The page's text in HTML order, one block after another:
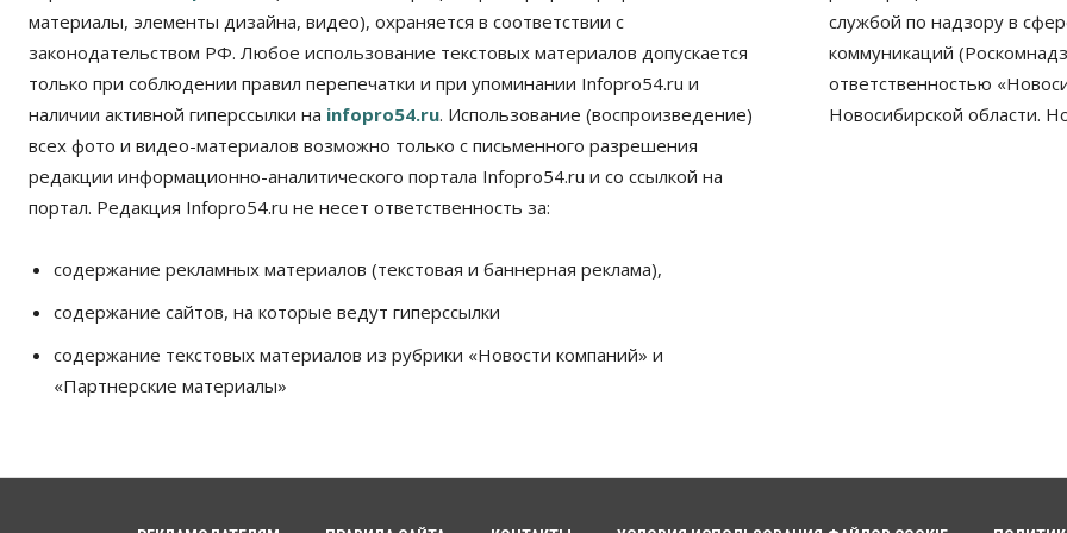
материалы, элементы дизайна, видео), охраняется в соответствии с
законодательством РФ. Любое использование текстовых материалов допускается
только при соблюдении правил перепечатки и при упоминании Infopro54.ru и
наличии активной гиперссылки на infopro54.ru. Использование (воспроизведение)
всех фото и видео-материалов возможно только с письменного разрешения
редакции информационно-аналитического портала Infopro54.ru и со ссылкой на
портал. Редакция Infopro54.ru не несет ответственность за:
содержание рекламных материалов (текстовая и баннерная реклама),
содержание сайтов, на которые ведут гиперссылки
содержание текстовых материалов из рубрики «Новости компаний» и
«Партнерские материалы»
службой по надзору в
коммуникаций
ответственностью
Новосибирской области.